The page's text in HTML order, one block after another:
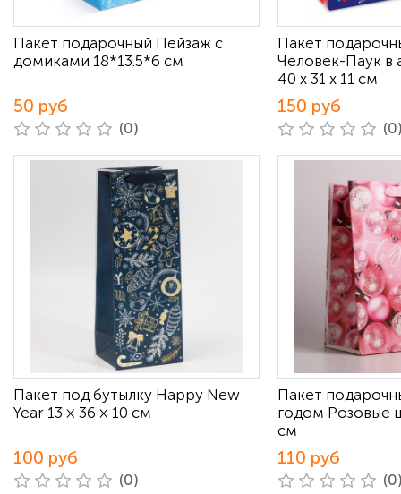
Пакет подарочный Пейзаж с
домиками 18*13.5*6 см
50 руб
(0)
Пакет
Человек-Паук в
40 х 31 х 11 см
150 руб
Пакет под бутылку Happy New
Year 13 × 36 × 10 см
100 руб
(0)
Пакет
годом Розовые
см
110 руб